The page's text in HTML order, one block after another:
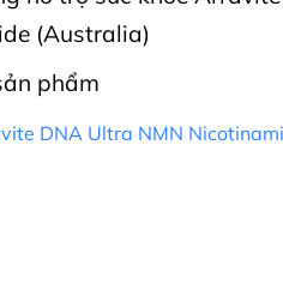
(Australia)
phẩm
DNA Ultra NMN